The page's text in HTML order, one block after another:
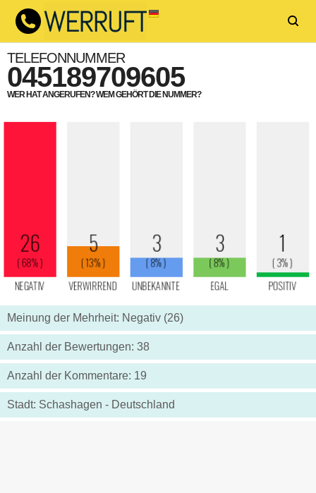
TELEFONNUMMER
045189709605
WER HAT ANGERUFEN? WEM GEHÖRT DIE NUMMER?
Meinung der Mehrheit: Negativ (26)
Anzahl der Bewertungen: 38
Anzahl der Kommentare: 19
Stadt: Schashagen - Deutschland